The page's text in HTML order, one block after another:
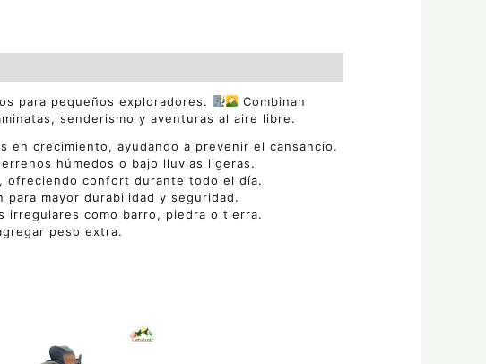
para pequeños exploradores.
Combinan
senderismo y aventuras al aire libre.
en crecimiento, ayudando a prevenir el cansancio.
húmedos o bajo lluvias ligeras.
ofreciendo confort durante todo el día.
mayor durabilidad y seguridad.
irregulares como barro, piedra o tierra.
peso extra.